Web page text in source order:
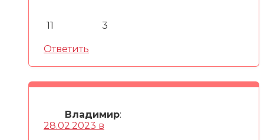
11 3
Ответить
Владимир:
28.02.2023 в